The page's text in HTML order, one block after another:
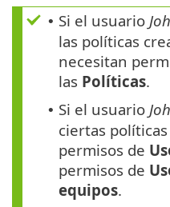
• Si el usuario
las políticas
necesitan
las Políticas.
• Si el usuario
ciertas
permisos de
permisos de
equipos.